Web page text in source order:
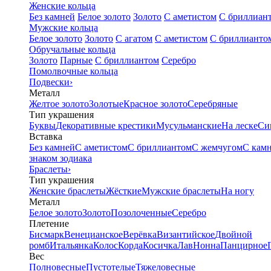
Женские кольца
Без камней Белое золото Золото С аметистом С
Мужские кольца
Белое золото Золото С агатом С аметистом С
Обручальные кольца
Золото Парные С бриллиантом Серебро
Помолвочные кольца
Подвески›
Металл
Желтое золотоЗолотыеКрасное золотоСеребряные
Тип украшения
БуквыДекоративные крестикиМусульманскиеНа леске
Вставка
Без камнейС аметистомС бриллиантомС жемчугомС
знаком зодиака
Браслеты›
Тип украшения
Женские браслетыЖёсткиеМужские браслетыНа ногу
Металл
Белое золотоЗолотоПозолоченныеСеребро
Плетение
БисмаркВенецианскоеВерёвкаВизантийскоеДвойной
ромбИтальянкаКолосКордаКосичкаЛавНоннаПанцирное
Вес
ПолновесныеПустотелыеТяжеловесные